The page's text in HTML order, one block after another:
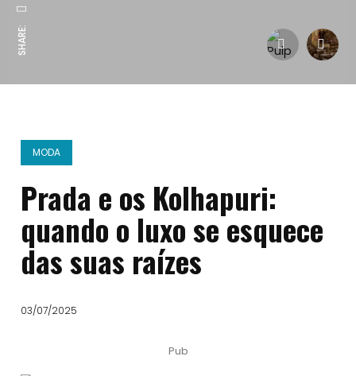
SHARE:
MODA
Prada e os Kolhapuri:
quando o luxo se esquece
das suas raízes
03/07/2025
Pub